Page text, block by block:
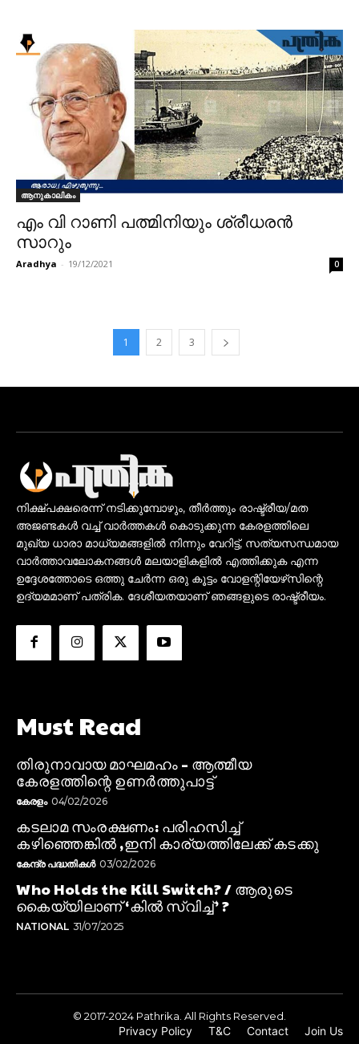
ആനുകാലികം
എം വി റാണി പത്മിനിയും ശ്രീധരൻ
സാറും
Aradhya - 19/12/2021 0
1 2 3
നിക്ഷ്പക്ഷരെന്ന് നടിക്കുമ്പോഴും, തീർത്തും രാഷ്ട്രീയ/മത
അജണ്ടകൾ വച്ച് വാർത്തകൾ കൊടുക്കുന്ന കേരളത്തിലെ
മുഖ്യ ധാരാ മാധ്യമങ്ങളിൽ നിന്നും വേറിട്ട്, സത്യസന്ധമായ
വാർത്താവലോകനങ്ങൾ മലയാളികളിൽ എത്തിക്കുക എന്ന
ഉദ്ദേശത്തോടെ ഒത്തു ചേർന്ന ഒരു കൂട്ടം വോളന്റിയേഴ്‌സിന്റെ
ഉദ്യമമാണ് പത്രിക. ദേശീയതയാണ് ഞങ്ങളുടെ രാഷ്ട്രീയം.
Must Read
തിരുനാവായ മാഘമഹം – ആത്മീയ
കേരളത്തിന്റെ ഉണർത്തുപാട്ട്
കേരളം 04/02/2026
കടലാമ സംരക്ഷണം: പരിഹസിച്ച്
കഴിഞ്ഞെങ്കിൽ ,ഇനി കാര്യത്തിലേക്ക് കടക്കു
കേന്ദ്ര പദ്ധതികൾ 03/02/2026
Who Holds the Kill Switch? / ആരുടെ
കൈയ്യിലാണ് ‘കിൽ സ്വിച്ച്’ ?
NATIONAL 31/07/2025
© 2017-2024 Pathrika. All Rights Reserved.
Privacy Policy T&C Contact Join Us